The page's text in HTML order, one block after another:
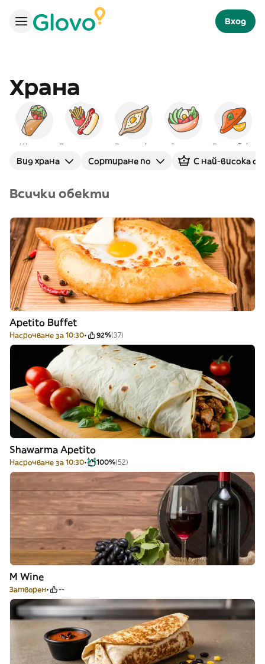
Вход
Храна
Шаурма Грузинска Салати Европейска
Вид храна Сортиране по С най-висока
Всички обекти
Apetito Buffet
Насрочване за 10:30 92%(37)
Shawarma Apetito
Насрочване за 10:30 100%(52)
M Wine
Затворен --